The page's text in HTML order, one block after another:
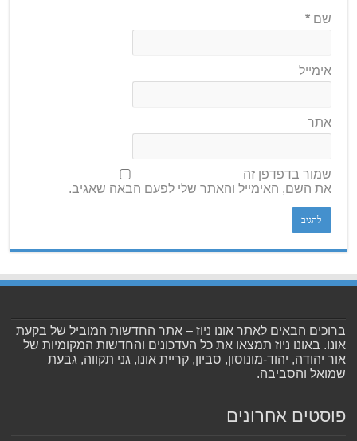
שם*
אימייל
אתר
שמור בדפדפן זה
את השם, האימייל והאתר שלי לפעם הבאה שאגיב.
ברוכים הבאים לאתר אונו ניוז – אתר החדשות המוביל של בקעת
אונו. באונו ניוז תמצאו את כל העדכונים והחדשות המקומיות של
אור יהודה, יהוד-מונוסון, סביון, קריית אונו, גני תקווה, גבעת
שמואל והסביבה.
פוסטים אחרונים